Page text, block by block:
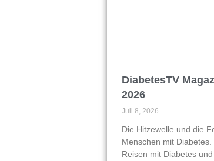
DiabetesTV
2026
Juli 8, 2026
Die Hitzewelle und die
Menschen mit Diabetes.
Reisen mit Diabetes